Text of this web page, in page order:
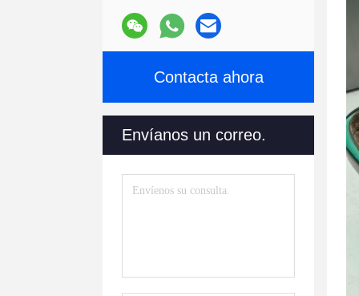
Contacta ahora
Envíanos un correo.